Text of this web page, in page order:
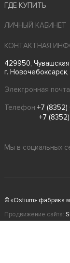
ГДЕ КУПИТЬ
ЛИЧНЫЙ КАБИНЕТ
КОНТАКТНАЯ
429950,
г.
Электронная почта
Телефон +7
+7
Мы в социальных
© «Ostium» фабрика
Продвижение сайта: